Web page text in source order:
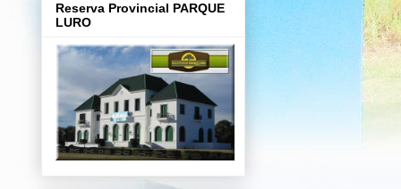
Reserva Provincial PARQUE
LURO